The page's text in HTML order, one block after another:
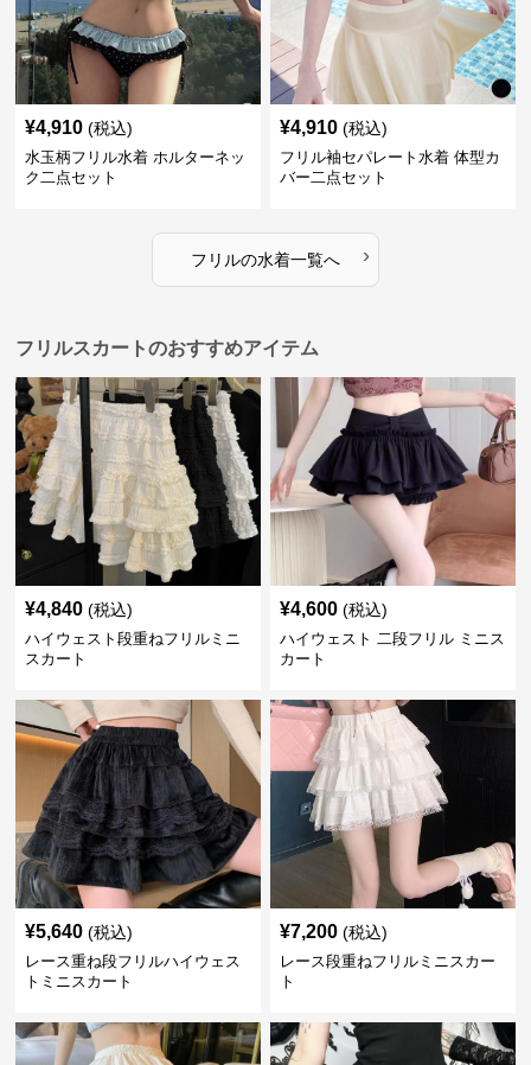
¥4,910 (税込)
水玉柄フリル水着 ホルターネッ
ク二点セット
¥4,910 (税込)
フリル袖セパレート水着 体型カ
バー二点セット
フリルの水着一覧へ ›
フリルスカートのおすすめアイテム
¥4,840 (税込)
ハイウェスト段重ねフリルミニ
スカート
¥4,600 (税込)
ハイウェスト 二段フリル ミニス
カート
¥5,640 (税込)
レース重ね段フリルハイウェス
トミニスカート
¥7,200 (税込)
レース段重ねフリルミニスカー
ト